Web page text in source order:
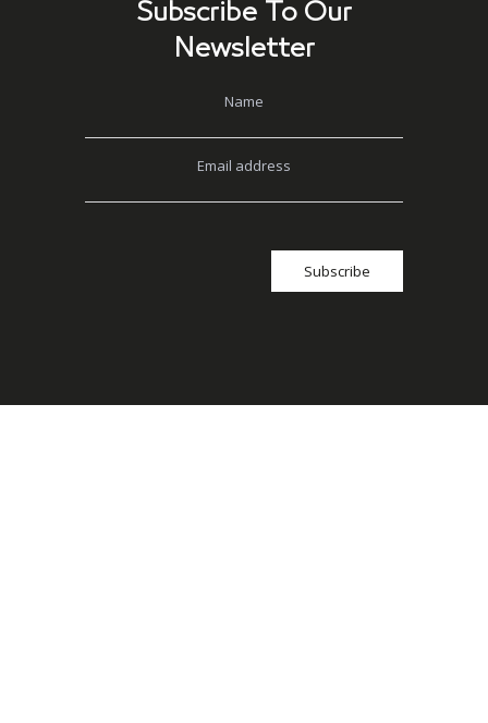
Subscribe To Our
Newsletter
Name
Email address